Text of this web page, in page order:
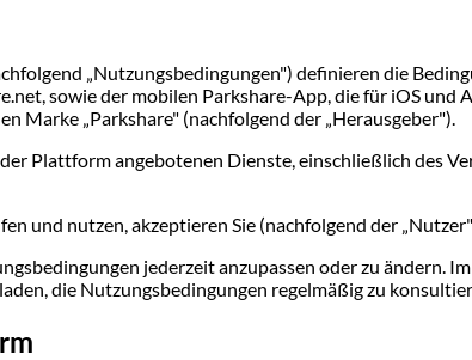
„Nutzungsbedingungen") definieren die
sowie der mobilen Parkshare-App, die für iOS
Marke „Parkshare" (nachfolgend der „Herausgeber").
Plattform angebotenen Dienste, einschließlich des
und nutzen, akzeptieren Sie (nachfolgend der
jederzeit anzupassen oder zu ändern.
die Nutzungsbedingungen regelmäßig zu